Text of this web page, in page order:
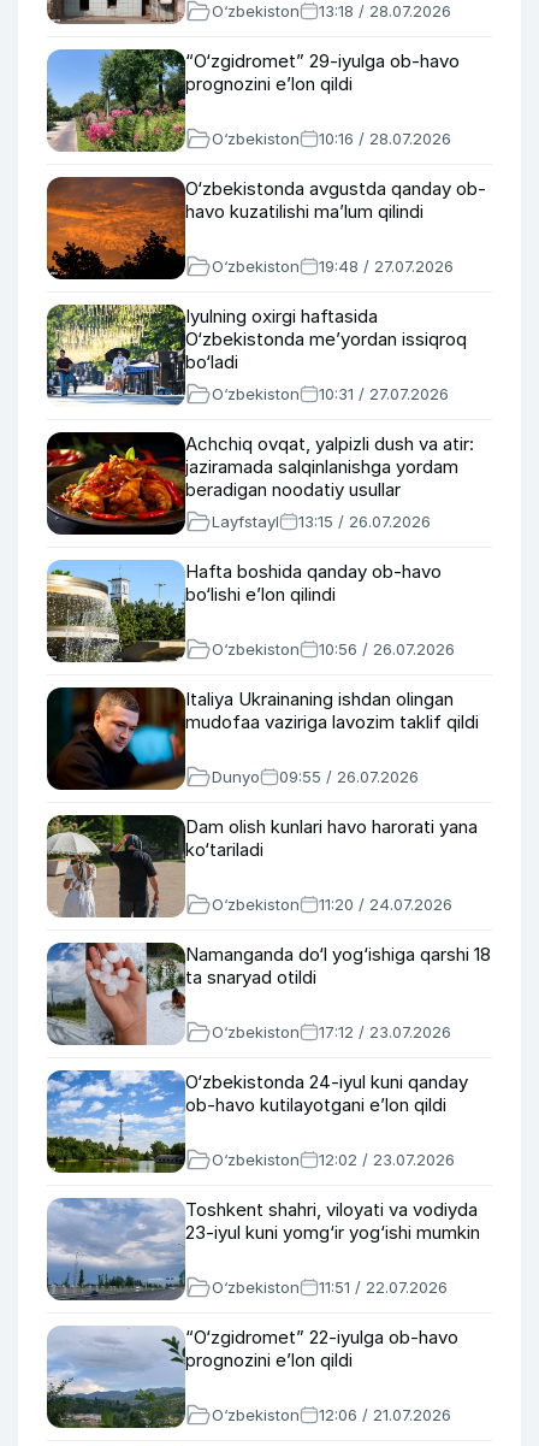
O‘zbekiston 13:18 / 28.07.2026
“O‘zgidromet” 29-iyulga ob-havo
prognozini e’lon qildi
O‘zbekiston 10:16 / 28.07.2026
O‘zbekistonda avgustda qanday ob-
havo kuzatilishi ma’lum qilindi
O‘zbekiston 19:48 / 27.07.2026
Iyulning oxirgi haftasida
O‘zbekistonda me’yordan issiqroq
bo‘ladi
O‘zbekiston 10:31 / 27.07.2026
Achchiq ovqat, yalpizli dush va atir:
jaziramada salqinlanishga yordam
beradigan noodatiy usullar
Layfstayl 13:15 / 26.07.2026
Hafta boshida qanday ob-havo
bo‘lishi e’lon qilindi
O‘zbekiston 10:56 / 26.07.2026
Italiya Ukrainaning ishdan olingan
mudofaa vaziriga lavozim taklif qildi
Dunyo 09:55 / 26.07.2026
Dam olish kunlari havo harorati yana
ko‘tariladi
O‘zbekiston 11:20 / 24.07.2026
Namanganda do‘l yog‘ishiga qarshi 18
ta snaryad otildi
O‘zbekiston 17:12 / 23.07.2026
O‘zbekistonda 24-iyul kuni qanday
ob-havo kutilayotgani e’lon qildi
O‘zbekiston 12:02 / 23.07.2026
Toshkent shahri, viloyati va vodiyda
23-iyul kuni yomg‘ir yog‘ishi mumkin
O‘zbekiston 11:51 / 22.07.2026
“O‘zgidromet” 22-iyulga ob-havo
prognozini e’lon qildi
O‘zbekiston 12:06 / 21.07.2026